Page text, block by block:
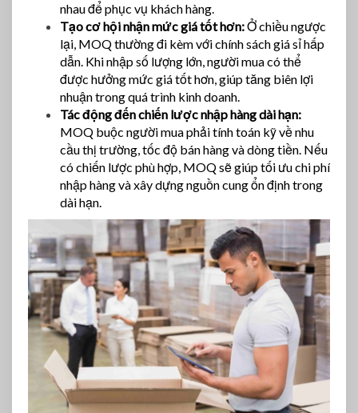
nhau để phục vụ khách hàng.
Tạo cơ hội nhận mức giá tốt hơn:Ở chiều ngược
lại, MOQ thường đi kèm với chính sách giá sỉ hấp
dẫn. Khi nhập số lượng lớn, người mua có thể
được hưởng mức giá tốt hơn, giúp tăng biên lợi
nhuận trong quá trình kinh doanh.
Tác động đến chiến lược nhập hàng dài hạn:
MOQ buộc người mua phải tính toán kỹ về nhu
cầu thị trường, tốc độ bán hàng và dòng tiền. Nếu
có chiến lược phù hợp, MOQ sẽ giúp tối ưu chi phí
nhập hàng và xây dựng nguồn cung ổn định trong
dài hạn.